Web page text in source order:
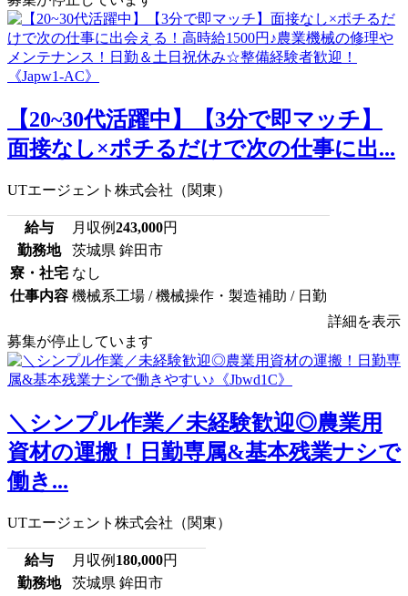
【20~30代活躍中】【3分で即マッチ】
面接なし×ポチるだけで次の仕事に出...
UTエージェント株式会社（関東）
給与 月収例243,000円
勤務地
茨城県 鉾田市
寮・社宅 なし
仕事内容 機械系工場 / 機械操作・製造補助 / 日勤
詳細を表示
募集が停止しています
＼シンプル作業／未経験歓迎◎農業用
資材の運搬！日勤専属&基本残業ナシで
働き...
UTエージェント株式会社（関東）
給与 月収例 180,000円
勤務地
茨城県 鉾田市